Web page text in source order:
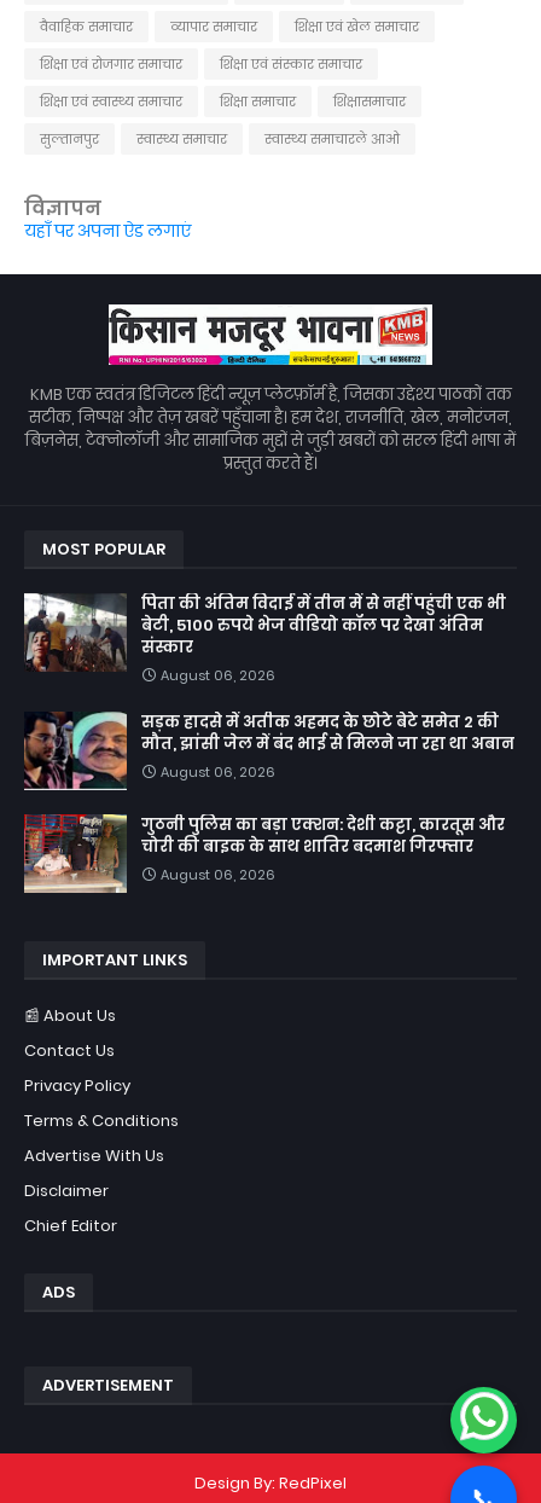
वैवाहिक समाचार
व्यापार समाचार
शिक्षा एवं खेल समाचार
शिक्षा एवं रोजगार समाचार
शिक्षा एवं संस्कार समाचार
शिक्षा एवं स्वास्थ्य समाचार
शिक्षा समाचार
शिक्षासमाचार
सुल्तानपुर
स्वास्थ्य समाचार स्वास्थ्य समाचारले आओ
विज्ञापन
यहाँ पर अपना ऐड लगाएं
KMB एक स्वतंत्र डिजिटल हिंदी न्यूज़ प्लेटफ़ॉर्म है, जिसका उद्देश्य पाठकों तक
सटीक, निष्पक्ष और तेज़ खबरें पहुँचाना है। हम देश, राजनीति, खेल, मनोरंजन,
बिज़नेस, टेक्नोलॉजी और सामाजिक मुद्दों से जुड़ी खबरों को सरल हिंदी भाषा में
प्रस्तुत करते हैं।
MOST POPULAR
पिता की अंतिम विदाई में तीन में से नहीं पहुंची एक भी
बेटी, 5100 रुपये भेज वीडियो कॉल पर देखा अंतिम
संस्कार
August 06, 2026
सड़क हादसे में अतीक अहमद के छोटे बेटे समेत 2 की
मौत, झांसी जेल में बंद भाई से मिलने जा रहा था अबान
August 06, 2026
गुठनी पुलिस का बड़ा एक्शन: देशी कट्टा, कारतूस और
चोरी की बाइक के साथ शातिर बदमाश गिरफ्तार
August 06, 2026
IMPORTANT LINKS
📰 About Us
Contact Us
Privacy Policy
Terms & Conditions
Advertise With Us
Disclaimer
Chief Editor
ADS
ADVERTISEMENT
Design By: RedPixel